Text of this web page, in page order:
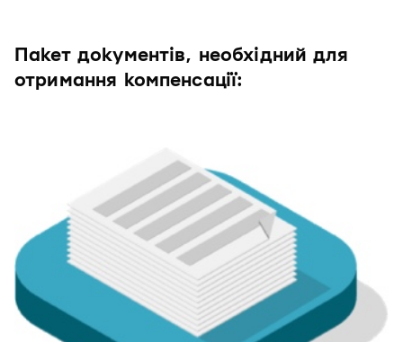
Пакет документів, необхідний для
отримання компенсації: